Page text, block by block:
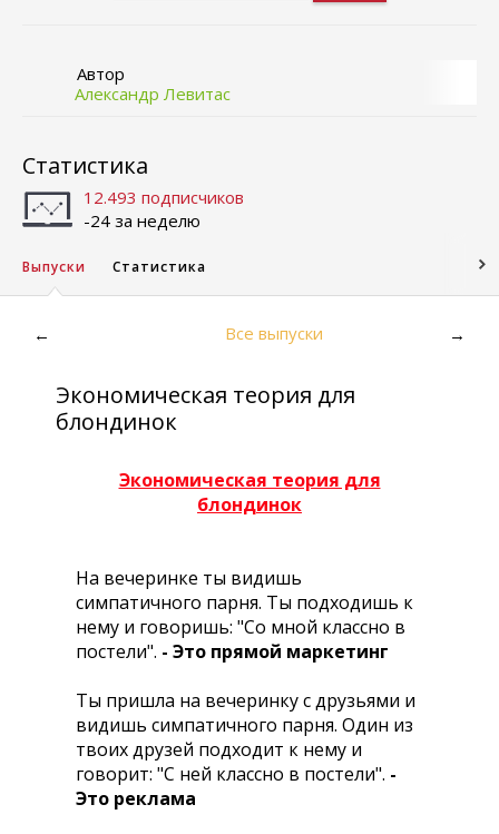
Автор
Александр Левитас
Статистика
12.493 подписчиков
-24 за неделю
Выпуски Статистика
← Все выпуски →
Экономическая теория для
блондинок
Экономическая теория для
блондинок
Hа вечеринке ты видишь
симпатичного парня. Ты подходишь к
нему и говоришь: "Со мной классно в
постели". - Это прямой маркетинг
Ты пришла на вечеринку с друзьями и
видишь симпатичного парня. Один из
твоих друзей подходит к нему и
говорит: "С ней классно в постели". -
Это реклама